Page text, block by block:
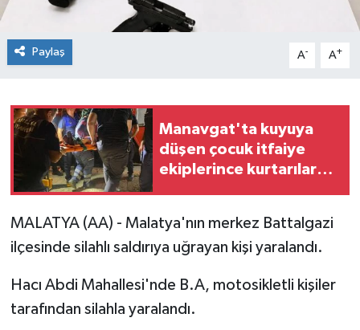
Paylaş A- A+
Manavgat'ta kuyuya
düşen çocuk itfaiye
ekiplerince kurtarılarak
MALATYA (AA) - Malatya'nın merkez Battalgazi
ilçesinde silahlı saldırıya uğrayan kişi yaralandı.
Hacı Abdi Mahallesi'nde B.A, motosikletli kişiler
tarafından silahla yaralandı.